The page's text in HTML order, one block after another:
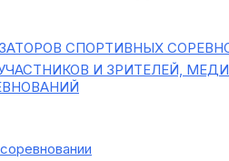
СПОРТИВНЫХ
И ЗРИТЕЛЕЙ,